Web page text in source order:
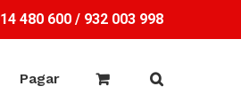
480 600 / 932 003 998
Pagar